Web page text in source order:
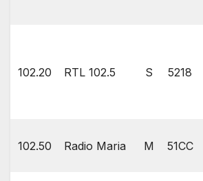
102.20 RTL 102.5 S 5218
102.50 Radio Maria M 51CC